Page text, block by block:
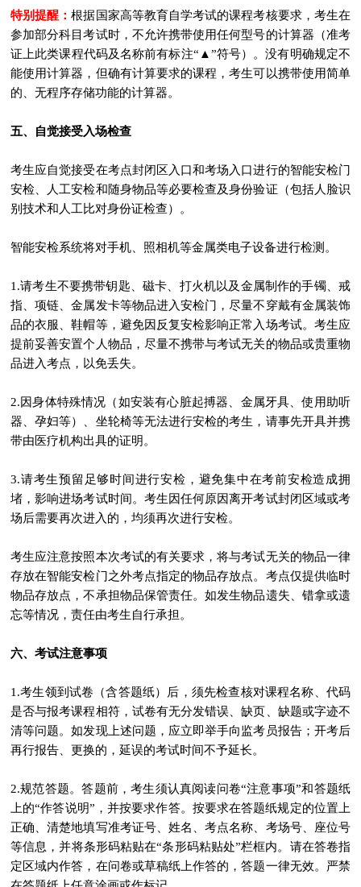
特别提醒：根据国家高等教育自学考试的课程考核要求，考生在
参加部分科目考试时，不允许携带使用任何型号的计算器（准考
证上此类课程代码及名称前有标注“▲”符号）。没有明确规定不
能使用计算器，但确有计算要求的课程，考生可以携带使用简单
的、无程序存储功能的计算器。
五、自觉接受入场检查
考生应自觉接受在考点封闭区入口和考场入口进行的智能安检门
安检、人工安检和随身物品等必要检查及身份验证（包括人脸识
别技术和人工比对身份证检查）。
智能安检系统将对手机、照相机等金属类电子设备进行检测。
1.请考生不要携带钥匙、磁卡、打火机以及金属制作的手镯、戒
指、项链、金属发卡等物品进入安检门，尽量不穿戴有金属装饰
品的衣服、鞋帽等，避免因反复安检影响正常入场考试。考生应
提前妥善安置个人物品，尽量不携带与考试无关的物品或贵重物
品进入考点，以免丢失。
2.因身体特殊情况（如安装有心脏起搏器、金属牙具、使用助听
器、孕妇等）、坐轮椅等无法进行安检的考生，请事先开具并携
带由医疗机构出具的证明。
3.请考生预留足够时间进行安检，避免集中在考前安检造成拥
堵，影响进场考试时间。考生因任何原因离开考试封闭区域或考
场后需要再次进入的，均须再次进行安检。
考生应注意按照本次考试的有关要求，将与考试无关的物品一律
存放在智能安检门之外考点指定的物品存放点。考点仅提供临时
物品存放点，不承担物品保管责任。如发生物品遗失、错拿或遗
忘等情况，责任由考生自行承担。
六、考试注意事项
1.考生领到试卷（含答题纸）后，须先检查核对课程名称、代码
是否与报考课程相符，试卷有无分发错误、缺页、缺题或字迹不
清等问题。如发现上述问题，应立即举手向监考员报告；开考后
再行报告、更换的，延误的考试时间不予延长。
2.规范答题。答题前，考生须认真阅读问卷“注意事项”和答题纸
上的“作答说明”，并按要求作答。按要求在答题纸规定的位置上
正确、清楚地填写准考证号、姓名、考点名称、考场号、座位号
等信息，并将条形码粘贴在“条形码粘贴处”栏框内。请在答卷指
定区域内作答，在问卷或草稿纸上作答的，答题一律无效。严禁